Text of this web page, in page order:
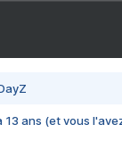
13 ans (et vous